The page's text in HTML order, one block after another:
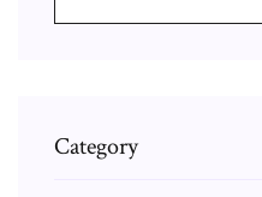
Category